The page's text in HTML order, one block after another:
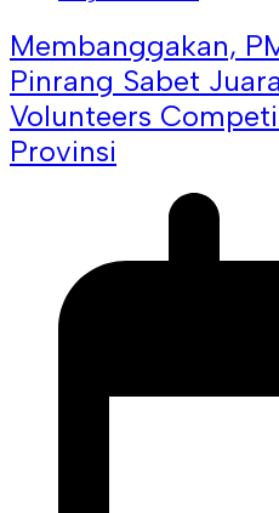
Membanggakan,
Pinrang Sabet
Volunteers
Provinsi